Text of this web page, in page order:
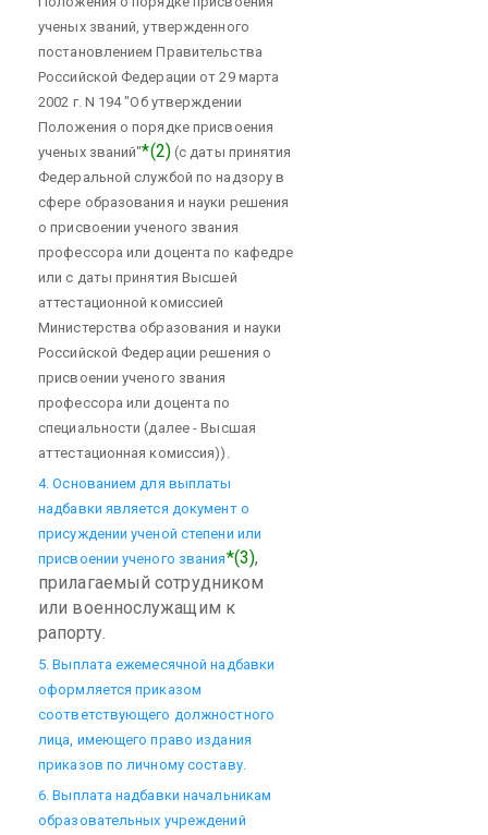
ученых званий, утвержденного
постановлением Правительства
Российской Федерации от 29 марта
2002 г. N 194 "Об утверждении
Положения о порядке присвоения
ученых званий"*(2)(с даты принятия
Федеральной службой по надзору в
сфере образования и науки решения
о присвоении ученого звания
профессора или доцента по кафедре
или с даты принятия Высшей
аттестационной комиссией
Министерства образования и науки
Российской Федерации решения о
присвоении ученого звания
профессора или доцента по
специальности (далее - Высшая
аттестационная комиссия)).
4. Основанием для выплаты
надбавки является документ о
присуждении ученой степени или
присвоении ученого звания*(3),
прилагаемый сотрудником
или военнослужащим к
рапорту.
5. Выплата ежемесячной надбавки
оформляется приказом
соответствующего должностного
лица, имеющего право издания
приказов по личному составу.
6. Выплата надбавки начальникам
образовательных учреждений